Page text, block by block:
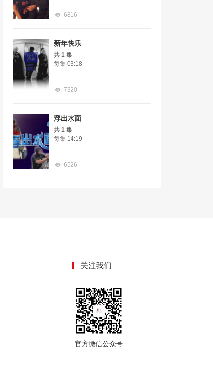
6816
新年快乐
共 1 集
每集 03:18
7320
浮出水面
共 1 集
每集 14:19
6526
关注我们
官方微信公众号